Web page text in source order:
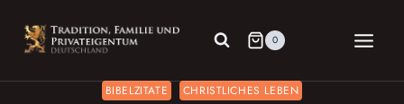
Inhalt
springen
0
BIBELZITATE CHRISTLICHES LEBEN